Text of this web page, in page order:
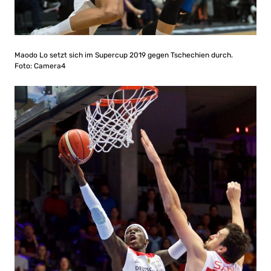
Maodo Lo setzt sich im Supercup 2019 gegen Tschechien durch.
Foto: Camera4